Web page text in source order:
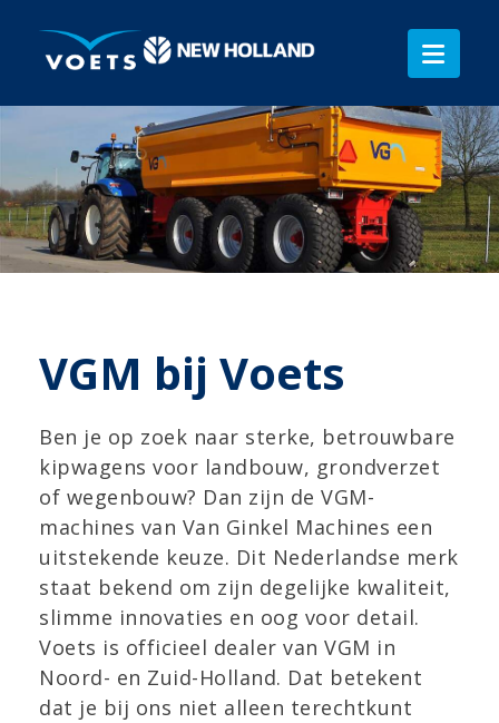
VGM bij Voets
Ben je op zoek naar sterke, betrouwbare
kipwagens voor landbouw, grondverzet
of wegenbouw? Dan zijn de VGM-
machines van Van Ginkel Machines een
uitstekende keuze. Dit Nederlandse merk
staat bekend om zijn degelijke kwaliteit,
slimme innovaties en oog voor detail.
Voets is officieel dealer van VGM in
Noord- en Zuid-Holland. Dat betekent
dat je bij ons niet alleen terechtkunt